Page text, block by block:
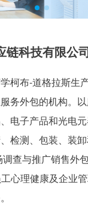
链科技有限公
柯布-道格拉斯生
务外包的机构。
电子产品和光电
检测、包装、装
查与推广销售外
心理健康及企业